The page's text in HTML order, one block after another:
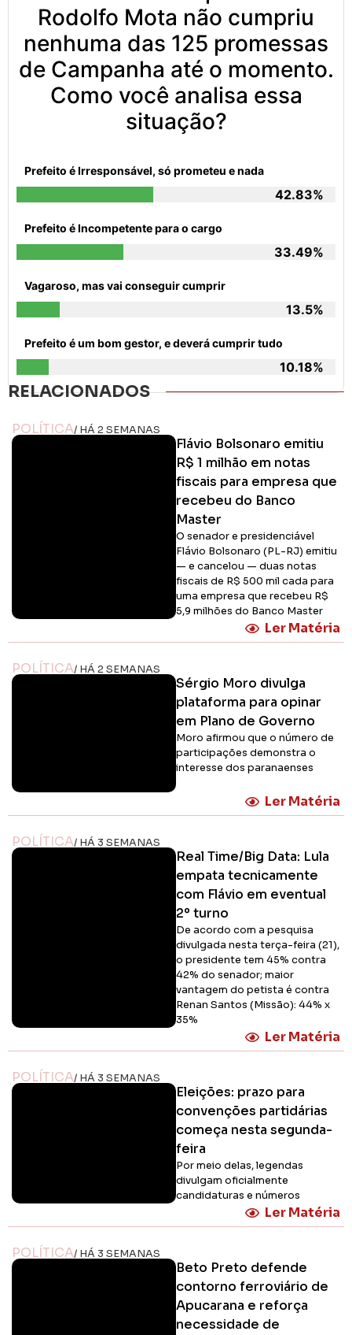
Rodolfo Mota não cumpriu
nenhuma das 125 promessas
de Campanha até o momento.
Como você analisa essa
situação?
Prefeito é Irresponsável, só prometeu e nada
42.83%
Prefeito é Incompetente para o cargo
33.49%
Vagaroso, mas vai conseguir cumprir
13.5%
Prefeito é um bom gestor, e deverá cumprir tudo
10.18%
RELACIONADOS
POLÍTICA/ HÁ 2 SEMANAS
Flávio Bolsonaro emitiu
R$ 1 milhão em notas
fiscais para empresa que
recebeu do Banco
Master
O senador e presidenciável
Flávio Bolsonaro (PL-RJ) emitiu
— e cancelou — duas notas
fiscais de R$ 500 mil cada para
uma empresa que recebeu R$
5,9 milhões do Banco Master
Ler Matéria
POLÍTICA/ HÁ 2 SEMANAS
Sérgio Moro divulga
plataforma para opinar
em Plano de Governo
Moro afirmou que o número de
participações demonstra o
interesse dos paranaenses
Ler Matéria
POLÍTICA/ HÁ 3 SEMANAS
Real Time/Big Data: Lula
empata tecnicamente
com Flávio em eventual
2º turno
De acordo com a pesquisa
divulgada nesta terça-feira (21),
o presidente tem 45% contra
42% do senador; maior
vantagem do petista é contra
Renan Santos (Missão): 44% x
35%
Ler Matéria
POLÍTICA/ HÁ 3 SEMANAS
Eleições: prazo para
convenções partidárias
começa nesta segunda-
feira
Por meio delas, legendas
divulgam oficialmente
candidaturas e números
Ler Matéria
POLÍTICA/ HÁ 3 SEMANAS
Beto Preto defende
contorno ferroviário de
Apucarana e reforça
necessidade de